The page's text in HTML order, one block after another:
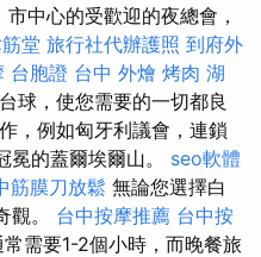
中心的受歡迎的夜總會，
堂 旅行社代辦護照 到府外
台胞證 台中 外燴 烤肉 湖
球，使您需要的一切都良
，例如匈牙利議會，連鎖
冕的蓋爾埃爾山。 seo軟體
筋膜刀放鬆 無論您選擇白
觀。 台中按摩推薦 台中按
需要1-2個小時，而晚餐旅